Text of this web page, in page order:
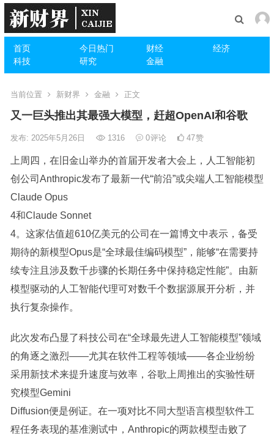
首页 今日热门 财经
经济
科技
研究 金融
当前位置 新财界 金融 正文
又一巨头推出其最强大模型，赶超OpenAI和谷歌
发布: 2025年5月26日 1316 0评论 47赞
上周四，在旧金山举办的首届开发者大会上，人工智能初
创公司Anthropic发布了最新一代“前沿”或尖端人工智能模型
Claude Opus
4和Claude Sonnet
4。这家估值超610亿美元的公司在一篇博文中表示，备受
期待的新模型Opus是“全球最佳编码模型”，能够“在需要持
续专注且涉及数千步骤的长期任务中保持稳定性能”。由新
模型驱动的人工智能代理可对数千个数据源展开分析，并
执行复杂操作。
此次发布凸显了科技公司在“全球最先进人工智能模型”领域
的角逐之激烈——尤其在软件工程等领域——各企业纷纷
采用新技术来提升速度与效率，谷歌上周推出的实验性研
究模型Gemini
Diffusion便是例证。在一项对比不同大型语言模型软件工
程任务表现的基准测试中，Anthropic的两款模型击败了